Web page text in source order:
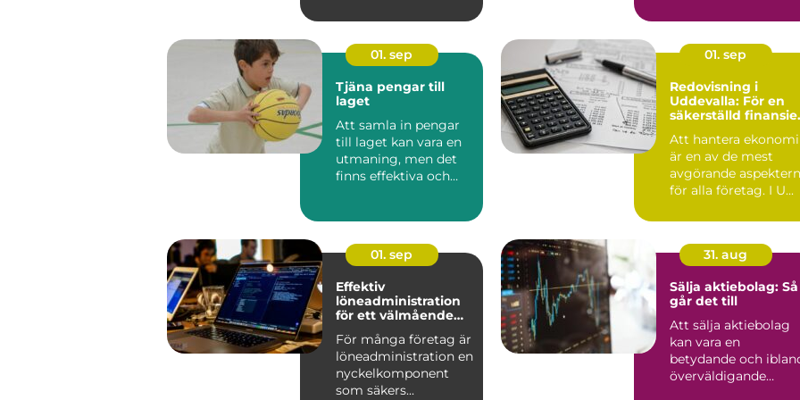
01. sep
Tjäna pengar till
laget
Att samla in pengar
till laget kan vara en
utmaning, men det
finns effektiva och
01. sep
Redovisning i
Uddevalla: För en
säkerställd
Att hantera
är en av de mest
avgörande
för alla företag. I U...
01. sep
Effektiv
löneadministration
för ett välmående
För många företag är
löneadministration en
nyckelkomponent
som säkers...
31. aug
Sälja aktiebolag: Så
går det till
Att sälja aktiebolag
kan vara en
betydande och
överväldigande